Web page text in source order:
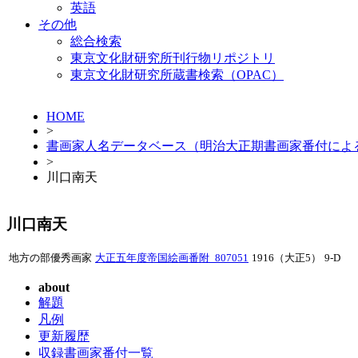
英語
その他
総合検索
東京文化財研究所刊行物リポジトリ
東京文化財研究所蔵書検索（OPAC）
HOME
>
書画家人名データベース（明治大正期書画家番付によ
>
川口南天
川口南天
地方の部優秀画家 大正五年度帝国絵画番附_807051 1916（大正5） 9-D
about
解題
凡例
更新履歴
収録書画家番付一覧